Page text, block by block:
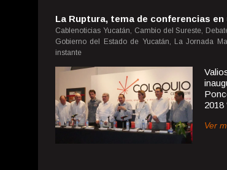
La Ruptura, tema de conferencias
Cablenoticias Yucatán, Cambio del Sureste,
Gobierno del Estado de Yucatán, La Jornada
instante
2018
Ver